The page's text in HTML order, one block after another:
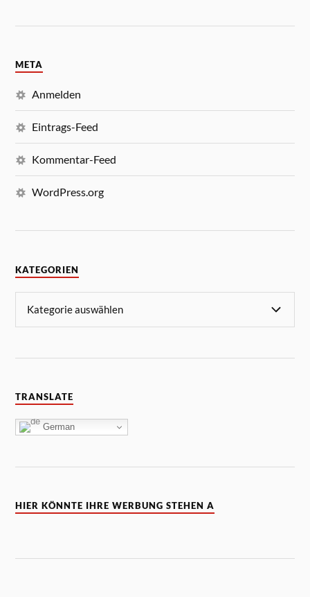
META
Anmelden
Eintrags-Feed
Kommentar-Feed
WordPress.org
KATEGORIEN
TRANSLATE
German
HIER KÖNNTE IHRE WERBUNG STEHEN A